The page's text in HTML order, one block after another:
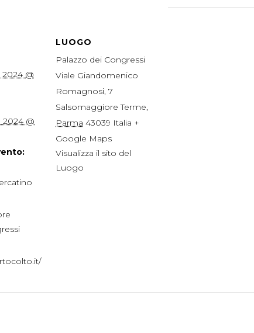
@
@
LUOGO
Palazzo dei Congressi
Viale Giandomenico
Romagnosi, 7
Salsomaggiore Terme,
Parma 43039 Italia +
Google Maps
Visualizza il sito del
Luogo